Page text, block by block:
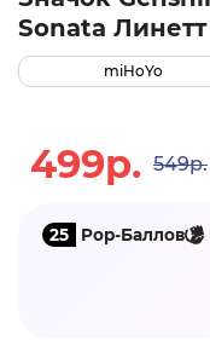
Sonata Линетт
miHoYo
499р. 549р.
25 Pop-Баллов